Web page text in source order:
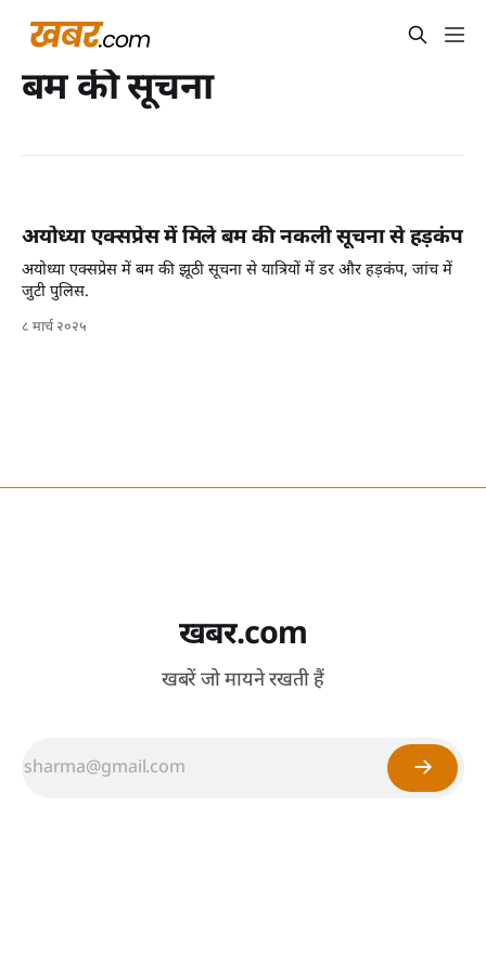
बम की सूचना
अयोध्या एक्सप्रेस में मिले बम की नकली सूचना से हड़कंप
अयोध्या एक्सप्रेस में बम की झूठी सूचना से यात्रियों में डर और हड़कंप, जांच में
जुटी पुलिस.
८ मार्च २०२५
खबर.com
खबरें जो मायने रखती हैं